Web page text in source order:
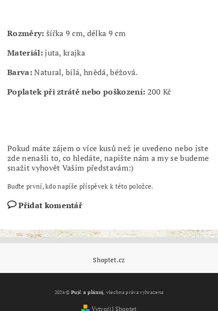
Rozměry: šířka 9 cm, délka 9 cm
Materiál:juta, krajka
Barva:Natural, bílá, hnědá, béžová.
Poplatek při ztrátě nebo poškození: 200 Kč
Pokud máte zájem o více kusů než je uvedeno nebo jste
zde nenašli to, co hledáte, napište nám a my se budeme
snažit vyhovět Vašim představám:)
Buďte první, kdo napíše příspěvek k této položce.
Přidat komentář
Shoptet.cz
2026 ©Pujč a plánuj, všechna práva vyhrazena
Vytvořil Shoptet